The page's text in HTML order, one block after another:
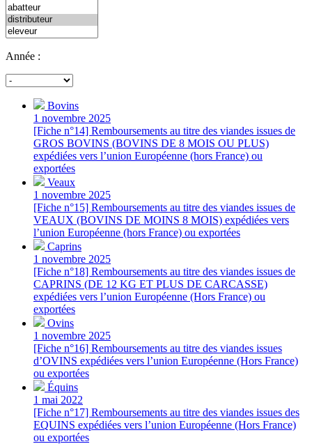
Année :
Bovins
1 novembre 2025
[Fiche n°14] Remboursements au titre des viandes issues de
GROS BOVINS (BOVINS DE 8 MOIS OU PLUS)
expédiées vers l’union Européenne (hors France) ou
exportées
Veaux
1 novembre 2025
[Fiche n°15] Remboursements au titre des viandes issues de
VEAUX (BOVINS DE MOINS 8 MOIS) expédiées vers
l’union Européenne (hors France) ou exportées
Caprins
1 novembre 2025
[Fiche n°18] Remboursements au titre des viandes issues de
CAPRINS (DE 12 KG ET PLUS DE CARCASSE)
expédiées vers l’union Européenne (Hors France) ou
exportées
Ovins
1 novembre 2025
[Fiche n°16] Remboursements au titre des viandes issues
d’OVINS expédiées vers l’union Européenne (Hors France)
ou exportées
Équins
1 mai 2022
[Fiche n°17] Remboursements au titre des viandes issues des
EQUINS expédiées vers l’union Européenne (Hors France)
ou exportées